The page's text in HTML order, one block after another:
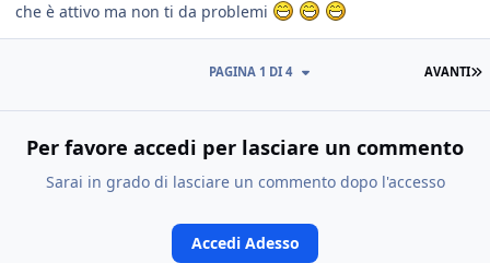
che è attivo ma non ti da problemi
AVANTI
PAGINA 1 DI 4
Per favore accedi per lasciare un commento
Sarai in grado di lasciare un commento dopo l'accesso
Accedi Adesso